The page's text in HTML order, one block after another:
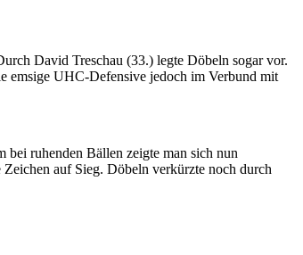
David Treschau (33.) legte Döbeln sogar vor.
emsige UHC-Defensive jedoch im Verbund mit
bei ruhenden Bällen zeigte man sich nun
auf Sieg. Döbeln verkürzte noch durch